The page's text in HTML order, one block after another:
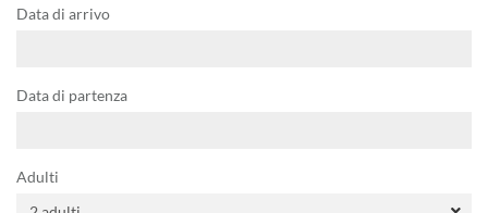
Data di arrivo
Data di partenza
Adulti